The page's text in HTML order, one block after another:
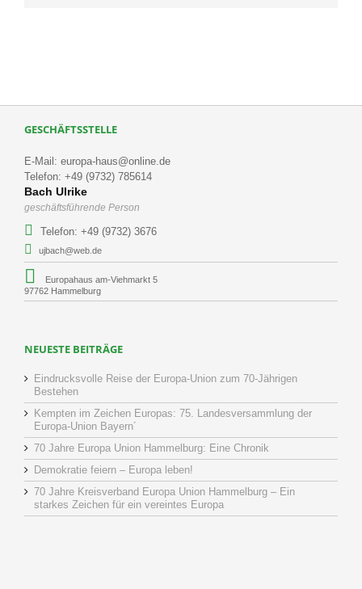
GESCHÄFTSSTELLE
E-Mail: europa-haus@online.de
Telefon: +49 (9732) 785614
Bach Ulrike
geschäftsführende Person
Telefon: +49 (9732) 3676
ujbach@web.de
Europahaus am-Viehmarkt 5
97762 Hammelburg
NEUESTE BEITRÄGE
Eindrucksvolle Reise der Europa-Union zum 70-Jährigen
Bestehen
Kempten im Zeichen Europas: 75. Landesversammlung der
Europa-Union Bayern´
70 Jahre Europa Union Hammelburg: Eine Chronik
Demokratie feiern – Europa leben!
70 Jahre Kreisverband Europa Union Hammelburg – Ein
starkes Zeichen für ein vereintes Europa